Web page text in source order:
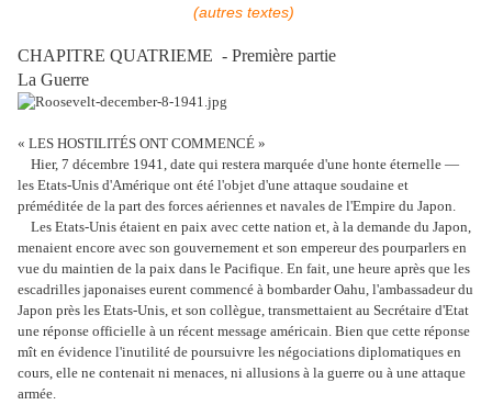
(autres textes)
CHAPITRE QUATRIEME - Première partie
La Guerre
« LES HOSTILITÉS ONT COMMENCÉ »
Hier, 7 décembre 1941, date qui restera marquée d'une honte éternelle —
les Etats-Unis d'Amérique ont été l'objet d'une attaque soudaine et
préméditée de la part des forces aériennes et navales de l'Empire du Japon.
Les Etats-Unis étaient en paix avec cette nation et, à la demande du Japon,
menaient encore avec son gouvernement et son empereur des pourparlers en
vue du maintien de la paix dans le Pacifique. En fait, une heure après que les
escadrilles japonaises eurent commencé à bombarder Oahu, l'ambassadeur du
Japon près les Etats-Unis, et son collègue, transmettaient au Secrétaire d'Etat
une réponse officielle à un récent message américain. Bien que cette réponse
mît en évidence l'inutilité de poursuivre les négociations diplomatiques en
cours, elle ne contenait ni menaces, ni allusions à la guerre ou à une attaque
armée.